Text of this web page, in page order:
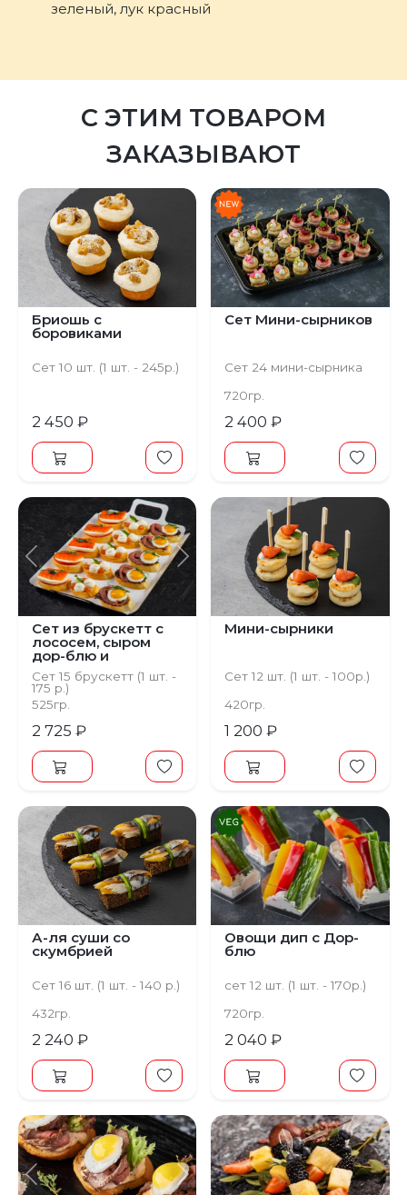
зеленый, лук красный
С ЭТИМ ТОВАРОМ
ЗАКАЗЫВАЮТ
Бриошь с
боровиками
Сет 10 шт. (1 шт. - 245р.)
2 450 ₽
Сет Мини-сырников
Сет 24 мини-сырника
720гр.
2 400 ₽
Предыдущий Следующий
Сет из брускетт с
лососем, сыром
дор-блю и
ростбифом
Сет 15 брускетт (1 шт. -
175 р.)
525гр.
2 725 ₽
Мини-сырники
Сет 12 шт. (1 шт. - 100р.)
420гр.
1 200 ₽
А-ля суши со
скумбрией
Сет 16 шт. (1 шт. - 140 р.)
432гр.
2 240 ₽
Овощи дип с Дор-
блю
сет 12 шт. (1 шт. - 170р.)
720гр.
2 040 ₽
Предыдущий Следующий